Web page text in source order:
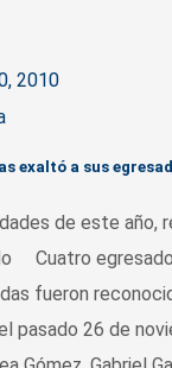
2010
exaltó a sus
de este año,
Cuatro
fueron
pasado 26 de